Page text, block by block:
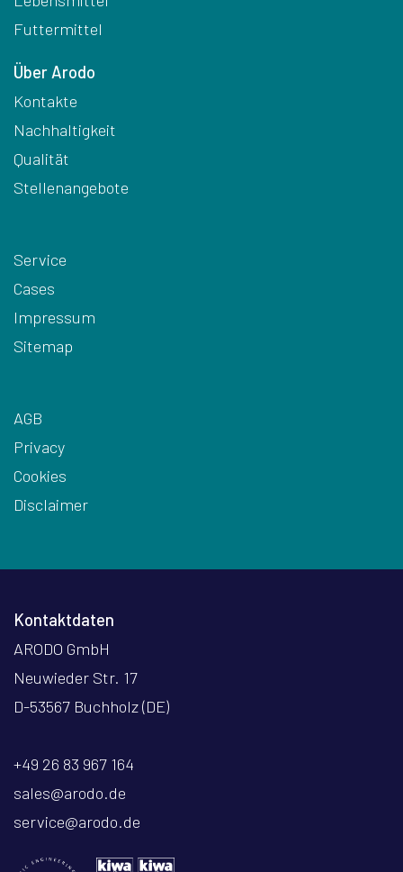
Futtermittel
Über Arodo
Kontakte
Nachhaltigkeit
Qualität
Stellenangebote
Service
Cases
Impressum
Sitemap
AGB
Privacy
Cookies
Disclaimer
Kontaktdaten
ARODO GmbH
Neuwieder Str. 17
D-53567 Buchholz (DE)
+49 26 83 967 164
sales@arodo.de
service@arodo.de